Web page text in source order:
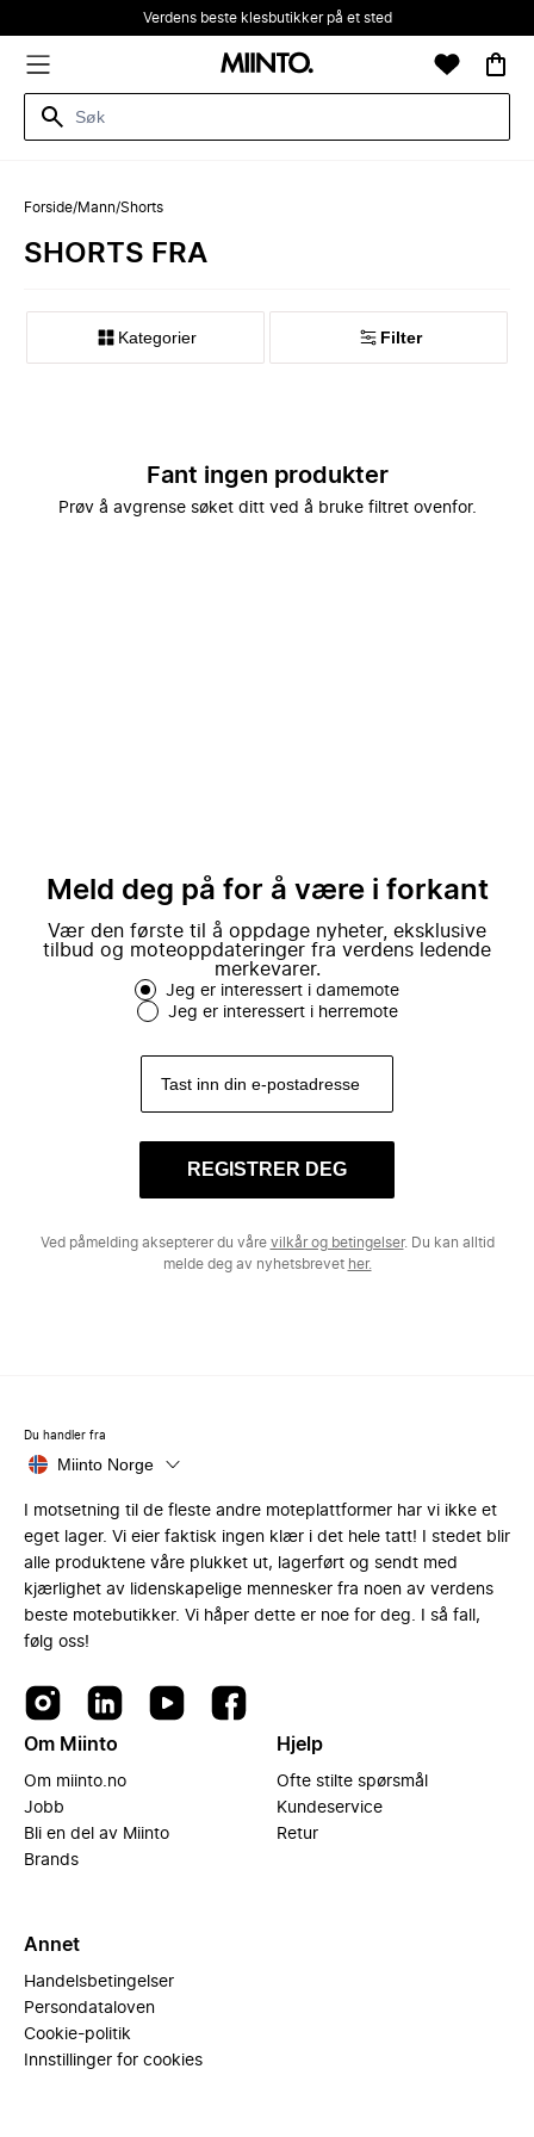
Verdens beste klesbutikker på et sted
Forside/Mann/Shorts
SHORTS FRA
Kategorier Filter
Fant ingen produkter
Prøv å avgrense søket ditt ved å bruke filtret ovenfor.
Meld deg på for å være i forkant
Vær den første til å oppdage nyheter, eksklusive
tilbud og moteoppdateringer fra verdens ledende
merkevarer.
Jeg er interessert i damemote
Jeg er interessert i herremote
REGISTRER DEG
Ved påmelding aksepterer du våre vilkår og betingelser. Du kan alltid
melde deg av nyhetsbrevet her.
Du handler fra
Miinto Norge
I motsetning til de fleste andre moteplattformer har vi ikke et
eget lager. Vi eier faktisk ingen klær i det hele tatt! I stedet blir
alle produktene våre plukket ut, lagerført og sendt med
kjærlighet av lidenskapelige mennesker fra noen av verdens
beste motebutikker. Vi håper dette er noe for deg. I så fall,
følg oss!
Om Miinto
Om miinto.no
Jobb
Bli en del av Miinto
Brands
Hjelp
Ofte stilte spørsmål
Kundeservice
Retur
Annet
Handelsbetingelser
Persondataloven
Cookie-politik
Innstillinger for cookies